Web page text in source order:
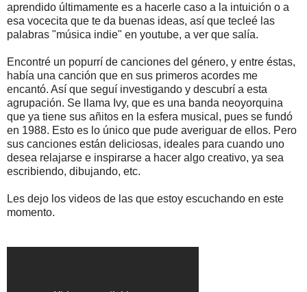
aprendido últimamente es a hacerle caso a la intuición o a
esa vocecita que te da buenas ideas, así que tecleé las
palabras "música indie" en youtube, a ver que salía.
Encontré un popurrí de canciones del género, y entre éstas,
había una canción que en sus primeros acordes me
encantó. Así que seguí investigando y descubrí a esta
agrupación. Se llama Ivy, que es una banda neoyorquina
que ya tiene sus añitos en la esfera musical, pues se fundó
en 1988. Esto es lo único que pude averiguar de ellos. Pero
sus canciones están deliciosas, ideales para cuando uno
desea relajarse e inspirarse a hacer algo creativo, ya sea
escribiendo, dibujando, etc.
Les dejo los videos de las que estoy escuchando en este
momento.